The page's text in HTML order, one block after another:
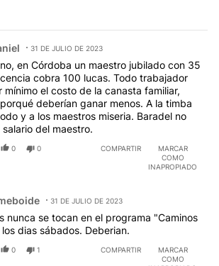
31 DE JULIO DE 2023
en Córdoba un maestro jubilado con 35
cobra 100 lucas. Todo trabajador
mínimo el costo de la canasta familiar,
deberían ganar menos. A la timba
y a los maestros miseria. Baradel no
del maestro.
0 0 COMPARTIR
MARCAR
COMO
INAPROPIADO
31 DE JULIO DE 2023
nunca se tocan en el programa "Caminos
dias sábados. Deberian.
0 1 COMPARTIR
MARCAR
COMO